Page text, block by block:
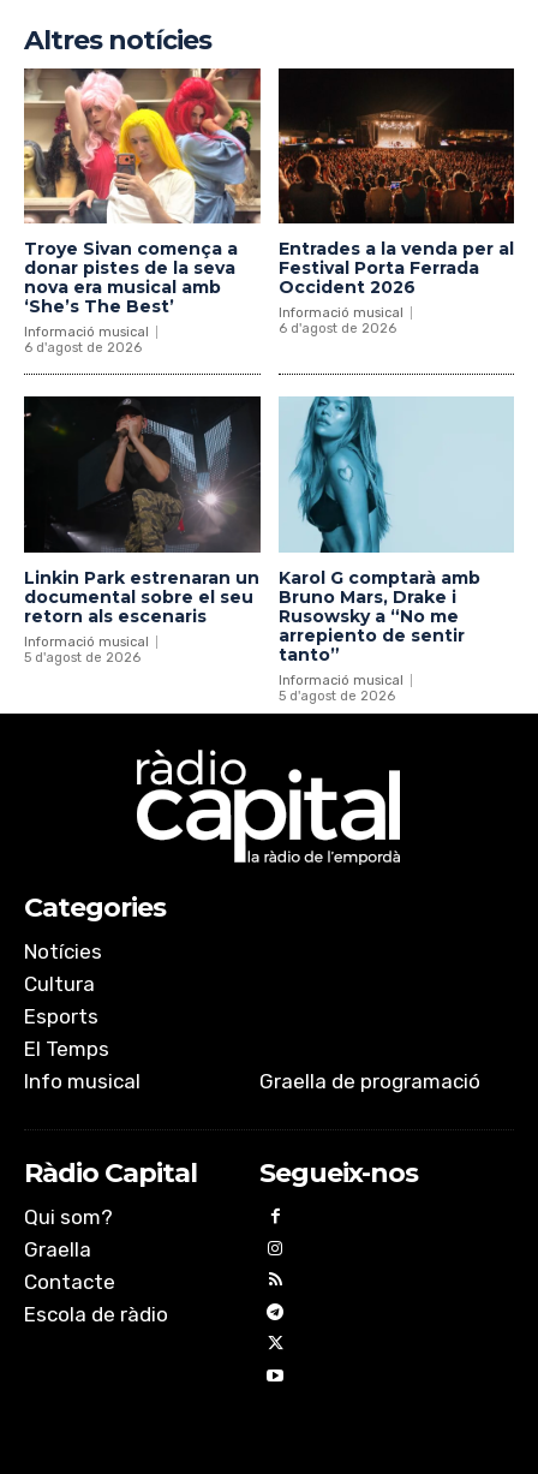
Altres notícies
Troye Sivan comença a
donar pistes de la seva
nova era musical amb
‘She’s The Best’
Informació musical
6 d'agost de 2026
Entrades a la venda per al
Festival Porta Ferrada
Occident 2026
Informació musical
6 d'agost de 2026
Linkin Park estrenaran un
documental sobre el seu
retorn als escenaris
Informació musical
5 d'agost de 2026
Karol G comptarà amb
Bruno Mars, Drake i
Rusowsky a “No me
arrepiento de sentir
tanto”
Informació musical
5 d'agost de 2026
Categories
Notícies
Cultura
Esports
El Temps
Info musical
Graella de programació
Ràdio Capital
Qui som?
Graella
Contacte
Escola de ràdio
Segueix-nos